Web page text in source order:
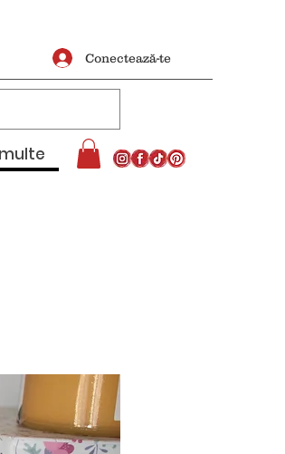
Conectează-te